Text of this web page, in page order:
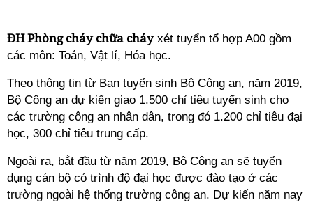
ĐH Phòng cháy chữa cháyxét tuyển tổ hợp A00 gồm
các môn: Toán, Vật lí, Hóa học.
Theo thông tin từ Ban tuyển sinh Bộ Công an, năm 2019,
Bộ Công an dự kiến giao 1.500 chỉ tiêu tuyển sinh cho
các trường công an nhân dân, trong đó 1.200 chỉ tiêu đại
học, 300 chỉ tiêu trung cấp.
Ngoài ra, bắt đầu từ năm 2019, Bộ Công an sẽ tuyển
dụng cán bộ có trình độ đại học được đào tạo ở các
trường ngoài hệ thống trường công an. Dự kiến năm nay